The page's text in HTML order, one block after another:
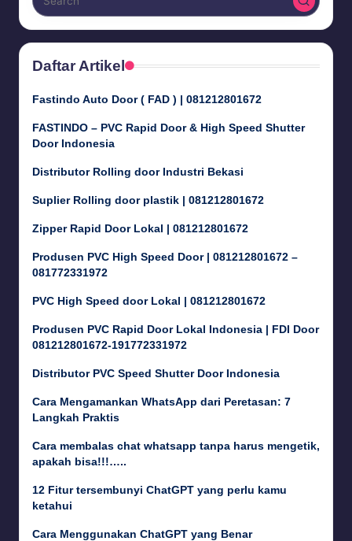
Daftar Artikel
Fastindo Auto Door ( FAD ) | 081212801672
FASTINDO – PVC Rapid Door & High Speed Shutter
Door Indonesia
Distributor Rolling door Industri Bekasi
Suplier Rolling door plastik | 081212801672
Zipper Rapid Door Lokal | 081212801672
Produsen PVC High Speed Door | 081212801672 –
081772331972
PVC High Speed door Lokal | 081212801672
Produsen PVC Rapid Door Lokal Indonesia | FDI Door
081212801672-191772331972
Distributor PVC Speed Shutter Door Indonesia
Cara Mengamankan WhatsApp dari Peretasan: 7
Langkah Praktis
Cara membalas chat whatsapp tanpa harus mengetik,
apakah bisa!!!…..
12 Fitur tersembunyi ChatGPT yang perlu kamu
ketahui
Cara Menggunakan ChatGPT yang Benar